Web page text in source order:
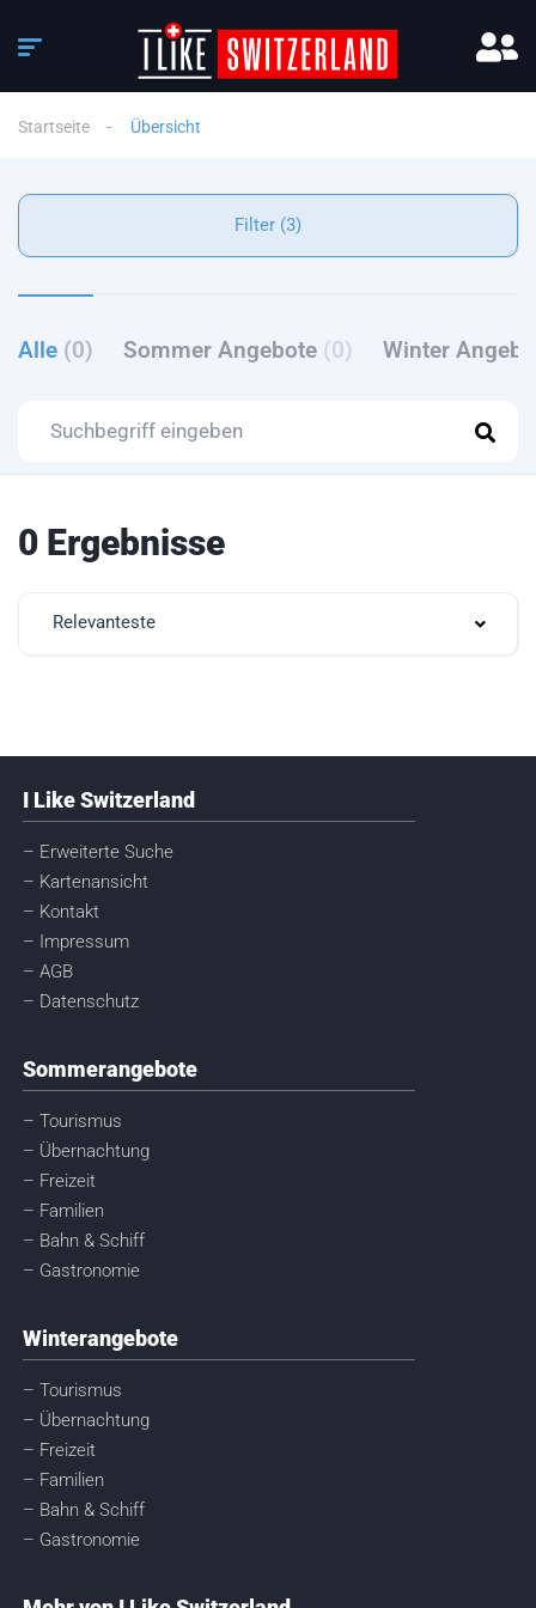
Startseite Übersicht
Filter (3)
Alle (0) Sommer Angebote (0) Winter
0 Ergebnisse
Relevanteste
I Like Switzerland
– Erweiterte Suche
– Kartenansicht
– Kontakt
– Impressum
– AGB
– Datenschutz
Sommerangebote
– Tourismus
– Übernachtung
– Freizeit
– Familien
– Bahn & Schiff
– Gastronomie
Winterangebote
– Tourismus
– Übernachtung
– Freizeit
– Familien
– Bahn & Schiff
– Gastronomie